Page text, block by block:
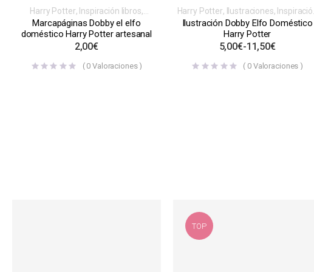
Harry Potter, Inspiración libros,
videojuegos, series o películas
Marcapáginas,Normales
Marcapáginas Dobby el elfo
doméstico Harry Potter artesanal
2,00€
( 0 Valoraciones )
Harry Potter, Ilustraciones, Inspiración
libros, videojuegos, series o películas
Ilustración Dobby Elfo Doméstico
Harry Potter
5,00€-11,50€
( 0Valoraciones )
TOP